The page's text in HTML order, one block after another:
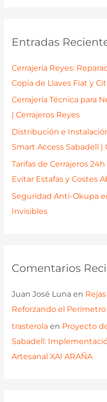
p
o
:
Entradas
Cerrajería Reyes:
Copia de Llaves Fiat y
Cerrajería Técnica para
| Cerrajeros Reyes
Distribución e
Smart Access Sabadell
Tarifas de Cerrajeros
Evitar Estafas y Costes
Seguridad Anti-Okupa
Invisibles
Comentarios
Juan José Luna en
Reforzando el Perímetro
trasterola en Proyecto
Sabadell:
Artesanal XAI ARAÑA